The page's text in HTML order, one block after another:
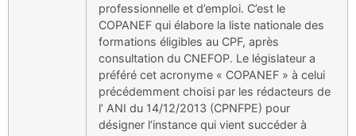
professionnelle et d’emploi. C’est le
COPANEF qui élabore la liste nationale des
formations éligibles au CPF, après
consultation du CNEFOP. Le législateur a
préféré cet acronyme « COPANEF » à celui
précédemment choisi par les rédacteurs de
l’ ANI du 14/12/2013 (CPNFPE) pour
désigner l’instance qui vient succéder à